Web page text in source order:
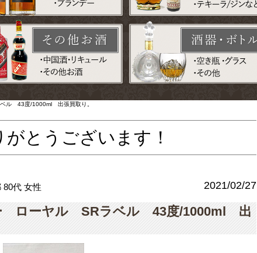
ル 43度/1000ml 出張買取り。
とうございます！
80代 女性 2021/02/27
ローヤル SRラベル 43度/1000ml 出